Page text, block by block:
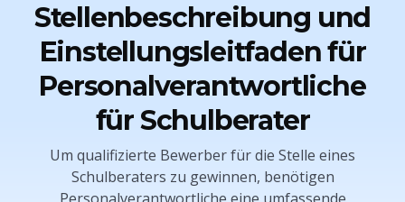
Stellenbeschreibung und
Einstellungsleitfaden für
Personalverantwortliche
für Schulberater
Um qualifizierte Bewerber für die Stelle eines
Schulberaters zu gewinnen, benötigen